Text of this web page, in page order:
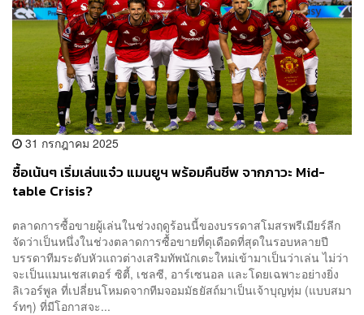
31 กรกฎาคม 2025
ซื้อเน้นๆ เริ่มเล่นแจ๋ว แมนยูฯ พร้อมคืนชีพ จากภาวะ Mid-
table Crisis?
ตลาดการซื้อขายผู้เล่นในช่วงฤดูร้อนนี้ของบรรดาสโมสรพรีเมียร์ลีก
จัดว่าเป็นหนึ่งในช่วงตลาดการซื้อขายที่ดุเดือดที่สุดในรอบหลายปี
บรรดาทีมระดับหัวแถวต่างเสริมทัพนักเตะใหม่เข้ามาเป็นว่าเล่น ไม่ว่า
จะเป็นแมนเชสเตอร์ ซิตี้, เชลซี, อาร์เซนอล และโดยเฉพาะอย่างยิ่ง
ลิเวอร์พูล ที่เปลี่ยนโหมดจากทีมจอมมัธยัสถ์มาเป็นเจ้าบุญทุ่ม (แบบสมา
ร์ทๆ) ที่มีโอกาสจะ...